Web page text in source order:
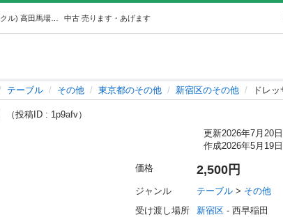
中古 売ります・あげます
テーブル その他 東京都のその他 新宿区のその他 ドレ
（投稿ID : 1p9afv）
更新2026年7月20
作成2026年5月19
価格 2,500円
ジャンル テーブル > その他
受け渡し場所
新宿区 - 西早稲田